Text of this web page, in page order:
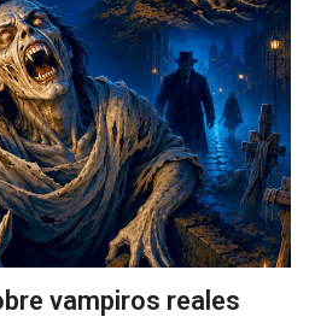
vampiros reales